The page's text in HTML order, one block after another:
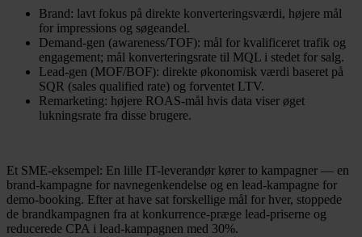
Brand: lavt fokus på direkte konverteringsværdi, højere mål
for impressions og søgeandel.
Demand-gen (awareness/TOF): mål for kvalificeret trafik og
engagement; mål konverteringsrate til MQL i stedet for salg.
Lead-gen (MOF/BOF): direkte økonomisk værdi baseret på
SQR (sales qualified rate) og forventet LTV.
Remarketing: højere ROAS-mål hvis data viser øget
lukningsrate fra disse brugere.
Et SME-eksempel: En lille IT-leverandør kører to kampagner — en
brand-kampagne for navnegenkendelse og en lead-kampagne for
demo-booking. Efter at have sat forskellige mål for hver, stoppede
de brandkampagnen fra at konkurrence-præge lead-priserne og
reducerede CPA i lead-kampagnen med 30%.